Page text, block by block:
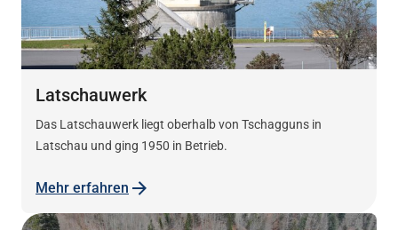
Latschauwerk
Das Latschauwerk liegt oberhalb von Tschagguns in
Latschau und ging 1950 in Betrieb.
Mehr erfahren